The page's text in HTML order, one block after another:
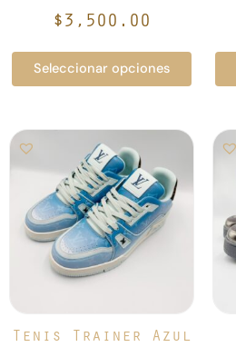
$ 3,500.00
Seleccionar opciones
de
Tenis Trainer Azul
producto
tiene
múltiples
variantes.
Las
opciones
pueden
elegir